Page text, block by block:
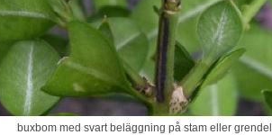
buxbom med svart beläggning på stam eller grendel